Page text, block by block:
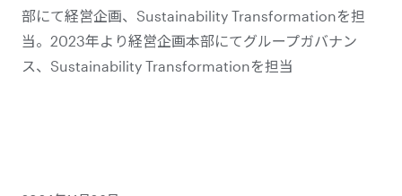
部にて経営企画、Sustainability Transformationを担
当。2023年より経営企画本部にてグループガバナン
ス、Sustainability Transformationを担当